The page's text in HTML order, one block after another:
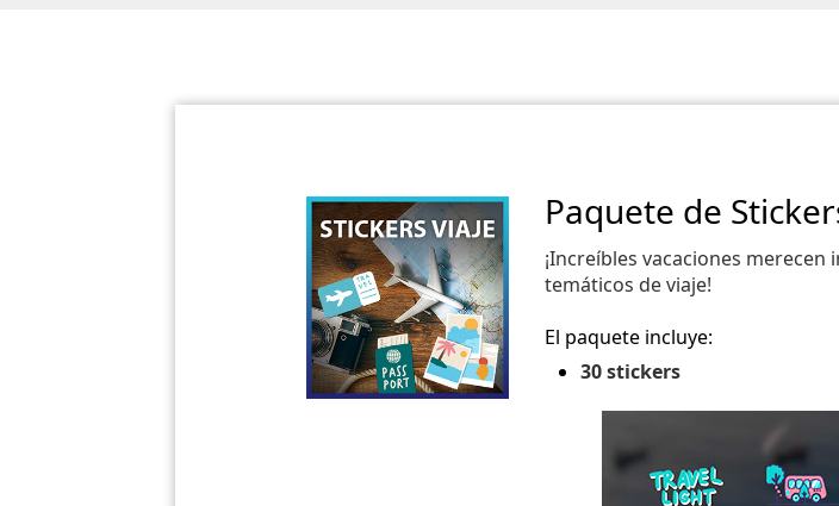
Paquete de
¡Increíbles vacaciones merecen
temáticos de viaje!
El paquete incluye:
30 stickers